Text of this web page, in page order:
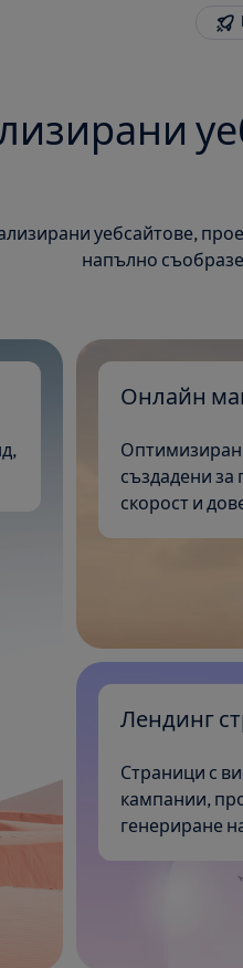
уебсайтове,
напълно
Онлайн
създадени за
скорост и
Лендинг
Страници с
кампании,
генериране